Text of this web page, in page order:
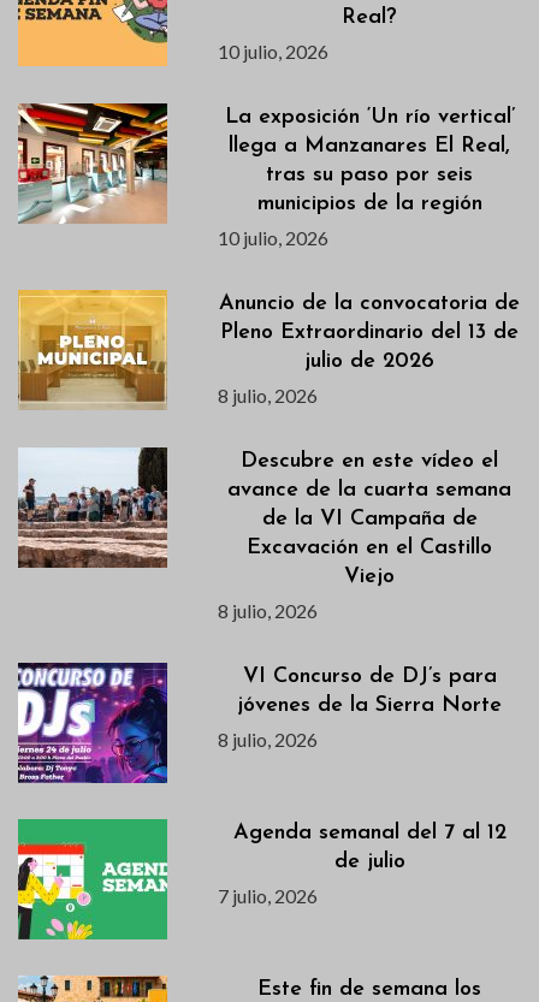
Real?
10 julio, 2026
La exposición ‘Un río vertical’
llega a Manzanares El Real,
tras su paso por seis
municipios de la región
10 julio, 2026
Anuncio de la convocatoria de
Pleno Extraordinario del 13 de
julio de 2026
8 julio, 2026
Descubre en este vídeo el
avance de la cuarta semana
de la VI Campaña de
Excavación en el Castillo
Viejo
8 julio, 2026
VI Concurso de DJ’s para
jóvenes de la Sierra Norte
8 julio, 2026
Agenda semanal del 7 al 12
de julio
7 julio, 2026
Este fin de semana los